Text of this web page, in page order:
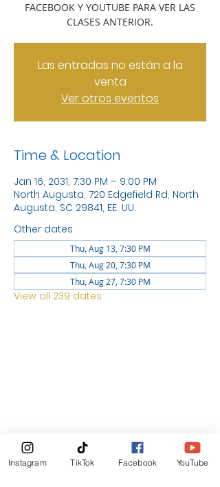
FACEBOOK Y YOUTUBE PARA VER LAS
CLASES ANTERIOR.
Las entradas no están a la
venta
Ver otros eventos
Time & Location
Jan 16, 2031, 7:30 PM – 9:00 PM
North Augusta, 720 Edgefield Rd, North
Augusta, SC 29841, EE. UU.
Other dates
Thu, Aug 13, 7:30 PM
Thu, Aug 20, 7:30 PM
Thu, Aug 27, 7:30 PM
View all 239 dates
News Letter
Instagram TikTok Facebook YouTube